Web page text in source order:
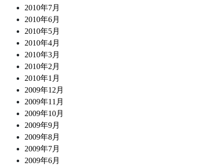
2010年7月
2010年6月
2010年5月
2010年4月
2010年3月
2010年2月
2010年1月
2009年12月
2009年11月
2009年10月
2009年9月
2009年8月
2009年7月
2009年6月